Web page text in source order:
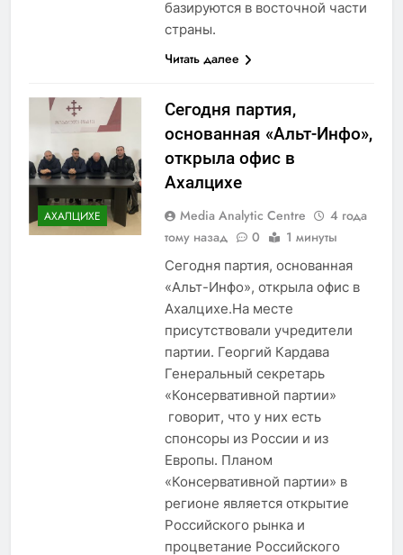
базируются в восточной части
страны.
Читать далее
АХАЛЦИХЕ
Сегодня партия,
основанная «Альт-Инфо»,
открыла офис в
Ахалцихе
Media Analytic Centre
4 года
тому назад
0 1 минуты
Сегодня партия, основанная
«Альт-Инфо», открыла офис в
Ахалцихе.На месте
присутствовали учредители
партии. Георгий Кардава
Генеральный секретарь
«Консервативной партии»
говорит, что у них есть
спонсоры из России и из
Европы. Планом
«Консервативной партии» в
регионе является открытие
Российского рынка и
процветание Российского